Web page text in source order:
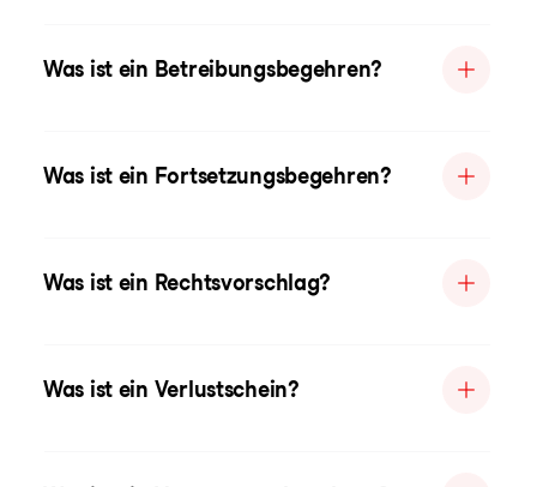
Was ist ein Betreibungsbegehren?
Was ist ein Fortsetzungsbegehren?
Was ist ein Rechtsvorschlag?
Was ist ein Verlustschein?